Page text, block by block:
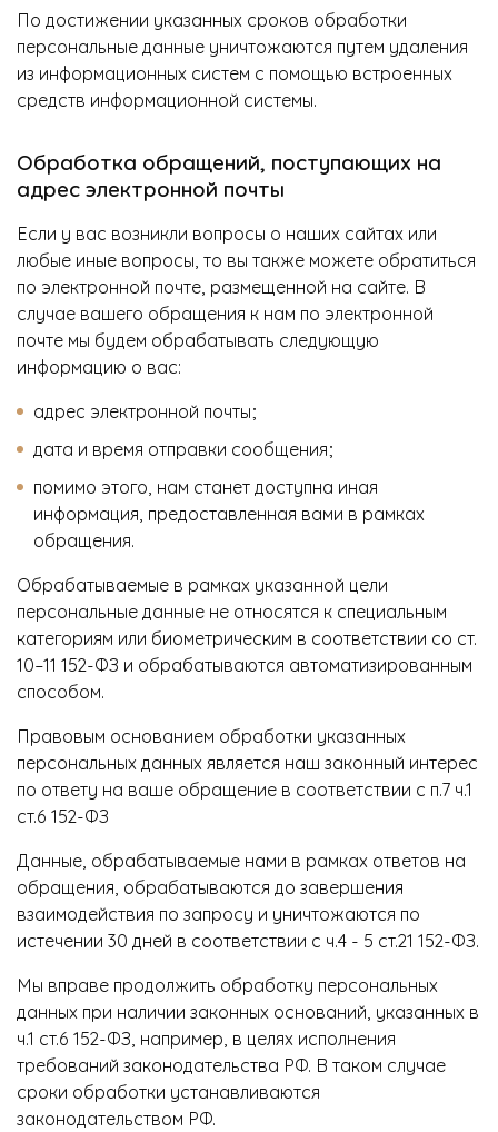
По достижении указанных сроков обработки
персональные данные уничтожаются путем удаления
из информационных систем с помощью встроенных
средств информационной системы.
Обработка обращений, поступающих на
адрес электронной почты
Если у вас возникли вопросы о наших сайтах или
любые иные вопросы, то вы также можете обратиться
по электронной почте, размещенной на сайте. В
случае вашего обращения к нам по электронной
почте мы будем обрабатывать следующую
информацию о вас:
адрес электронной почты;
дата и время отправки сообщения;
помимо этого, нам станет доступна иная
информация, предоставленная вами в рамках
обращения.
Обрабатываемые в рамках указанной цели
персональные данные не относятся к специальным
категориям или биометрическим в соответствии со ст.
10–11 152-ФЗ и обрабатываются автоматизированным
способом.
Правовым основанием обработки указанных
персональных данных является наш законный интерес
по ответу на ваше обращение в соответствии с п.7 ч.1
ст.6 152-ФЗ
Данные, обрабатываемые нами в рамках ответов на
обращения, обрабатываются до завершения
взаимодействия по запросу и уничтожаются по
истечении 30 дней в соответствии с ч.4 - 5 ст.21 152-ФЗ.
Мы вправе продолжить обработку персональных
данных при наличии законных оснований, указанных в
ч.1 ст.6 152-ФЗ, например, в целях исполнения
требований законодательства РФ. В таком случае
сроки обработки устанавливаются
законодательством РФ.